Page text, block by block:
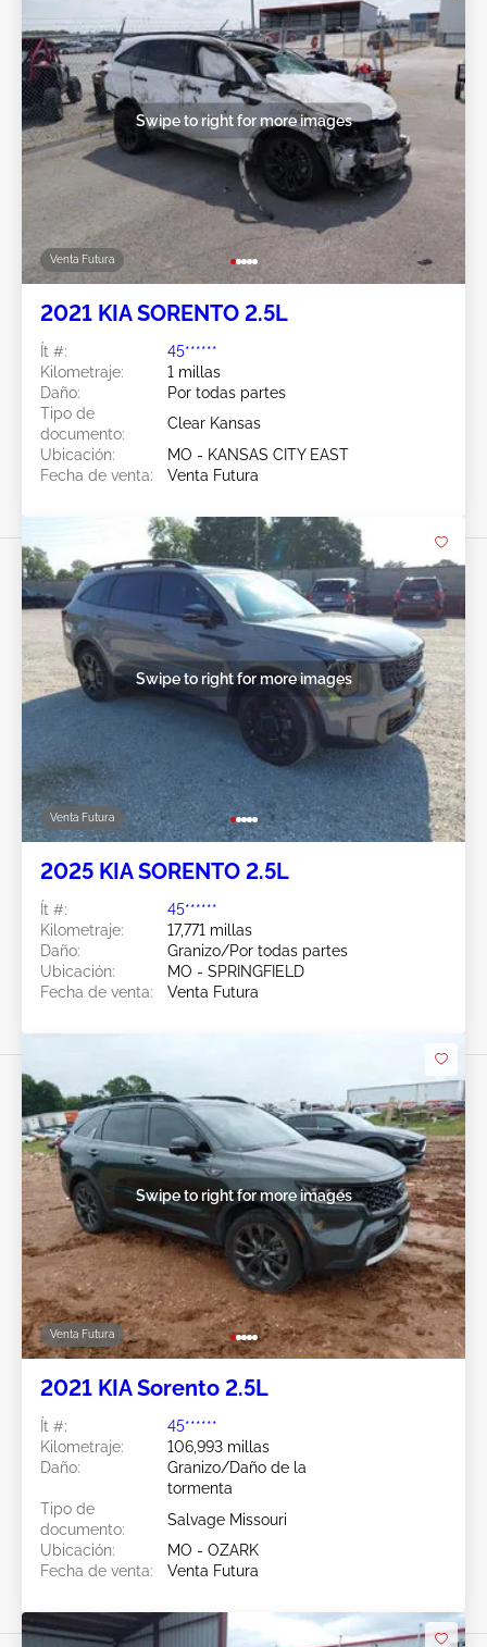
Venta Futura
Swipe to right for more images
2021 KIA SORENTO 2.5L
Ít #:
45******
Kilometraje:
1 millas
Daño:
Por todas partes
Tipo de
documento:
Clear Kansas
Ubicación:
MO - KANSAS CITY EAST
Fecha de venta:
Venta Futura
Venta Futura
Swipe to right for more images
2025 KIA SORENTO 2.5L
Ít #:
45******
Kilometraje:
17,771 millas
Daño:
Granizo/Por todas partes
Ubicación:
MO - SPRINGFIELD
Fecha de venta:
Venta Futura
Venta Futura
Swipe to right for more images
2021 KIA Sorento 2.5L
Ít #:
45******
Kilometraje:
106,993 millas
Daño:
Granizo/Daño de la
tormenta
Tipo de
documento:
Salvage Missouri
Ubicación:
MO - OZARK
Fecha de venta:
Venta Futura